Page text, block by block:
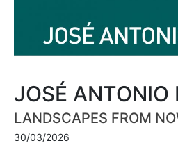
JOSÉ ANTONIO
LANDSCAPES FROM
30/03/2026